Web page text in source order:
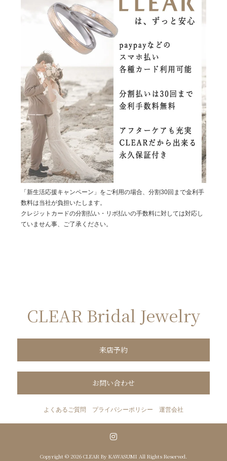
「新生活応援キャンペーン」をご利用の場合、分割30回まで金利手
数料は当社が負担いたします。
クレジットカードの分割払い・リボ払いの手数料に対しては対応し
ていません事、ご了承ください。
CLEAR Bridal Jewelry
来店予約
お問い合わせ
よくあるご質問 プライバシーポリシー 運営会社
Copyright © 2026 CLEAR By KAWASUMI All Rights Reserved.